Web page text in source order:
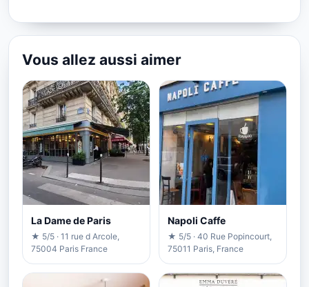
Vous allez aussi aimer
La Dame de Paris
★ 5/5 · 11 rue d Arcole,
75004 Paris France
Napoli Caffe
★ 5/5 · 40 Rue Popincourt,
75011 Paris, France